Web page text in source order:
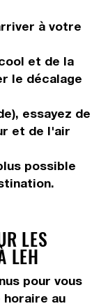
à votre
et de la
le décalage
essayez de
et de l'air
possible
LES
LEH
pour vous
horaire au